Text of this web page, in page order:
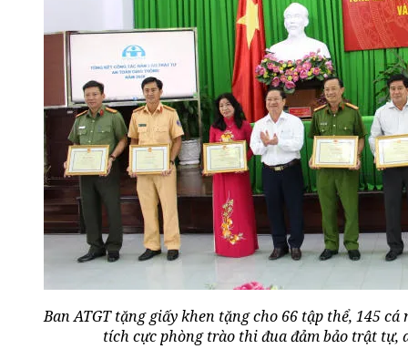
Ban ATGT tặng giấy khen tặng cho 66 tập thể, 145
tích cực phòng trào thi đua đảm bảo trật tự,